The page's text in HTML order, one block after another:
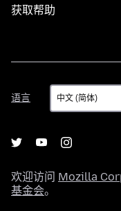
获取帮助
语言
语
言
欢迎访问 Mozilla
基金会。